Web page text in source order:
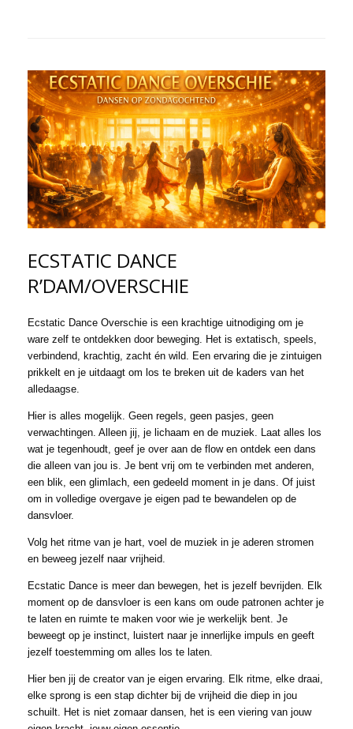
ECSTATIC DANCE
R’DAM/OVERSCHIE
Ecstatic Dance Overschie is een krachtige uitnodiging om je
ware zelf te ontdekken door beweging. Het is extatisch, speels,
verbindend, krachtig, zacht én wild. Een ervaring die je zintuigen
prikkelt en je uitdaagt om los te breken uit de kaders van het
alledaagse.
Hier is alles mogelijk. Geen regels, geen pasjes, geen
verwachtingen. Alleen jij, je lichaam en de muziek. Laat alles los
wat je tegenhoudt, geef je over aan de flow en ontdek een dans
die alleen van jou is. Je bent vrij om te verbinden met anderen,
een blik, een glimlach, een gedeeld moment in je dans. Of juist
om in volledige overgave je eigen pad te bewandelen op de
dansvloer.
Volg het ritme van je hart, voel de muziek in je aderen stromen
en beweeg jezelf naar vrijheid.
Ecstatic Dance is meer dan bewegen, het is jezelf bevrijden. Elk
moment op de dansvloer is een kans om oude patronen achter je
te laten en ruimte te maken voor wie je werkelijk bent. Je
beweegt op je instinct, luistert naar je innerlijke impuls en geeft
jezelf toestemming om alles los te laten.
Hier ben jij de creator van je eigen ervaring. Elk ritme, elke draai,
elke sprong is een stap dichter bij de vrijheid die diep in jou
schuilt. Het is niet zomaar dansen, het is een viering van jouw